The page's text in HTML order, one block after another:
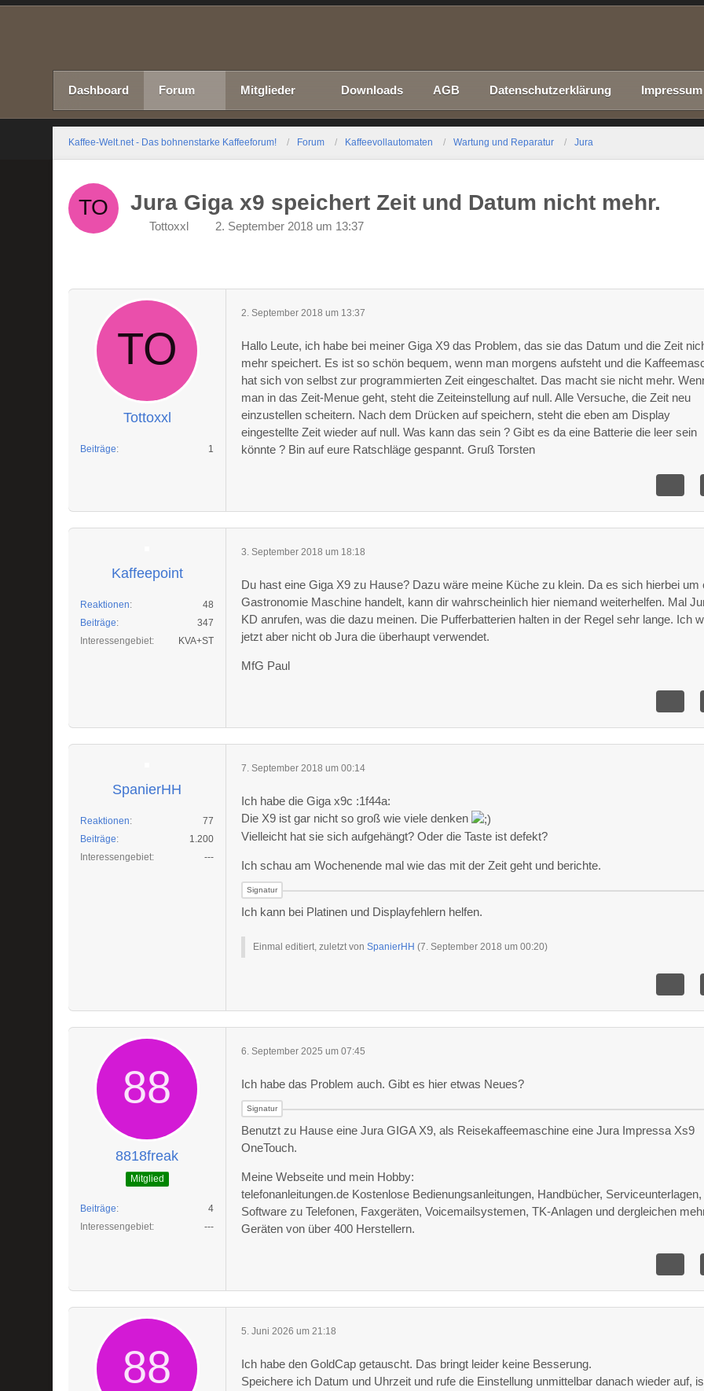
Dashboard Forum Mitglieder Downloads AGB Datenschutzerklärung Impressum
Kaffee-Welt.net - Das bohnenstarke Kaffeeforum! Forum Kaffeevollautomaten Wartung und Reparatur Jura
Jura Giga x9 speichert Zeit und Datum nicht mehr.
Tottoxxl 2. September 2018 um 13:37
Tottoxxl
Beiträge 1
2. September 2018 um 13:37
Hallo Leute, ich habe bei meiner Giga X9 das Problem, das sie das Datum und die Zeit
mehr speichert. Es ist so schön bequem, wenn man morgens aufsteht und die
hat sich von selbst zur programmierten Zeit eingeschaltet. Das macht sie nicht mehr.
man in das Zeit-Menue geht, steht die Zeiteinstellung auf null. Alle Versuche, die Zeit neu
einzustellen scheitern. Nach dem Drücken auf speichern, steht die eben am Display
eingestellte Zeit wieder auf null. Was kann das sein ? Gibt es da eine Batterie die leer sein
könnte ? Bin auf eure Ratschläge gespannt. Gruß Torsten
Kaffeepoint
Reaktionen
48
Beiträge
347
Interessengebiet
KVA+ST
3. September 2018 um 18:18
Du hast eine Giga X9 zu Hause? Dazu wäre meine Küche zu klein. Da es sich hierbei um
Gastronomie Maschine handelt, kann dir wahrscheinlich hier niemand weiterhelfen. Mal
KD anrufen, was die dazu meinen. Die Pufferbatterien halten in der Regel sehr lange. Ich
jetzt aber nicht ob Jura die überhaupt verwendet.
MfG Paul
SpanierHH
Reaktionen
77
Beiträge
1.200
Interessengebiet
---
7. September 2018 um 00:14
Ich habe die Giga x9c :1f44a:
Die X9 ist gar nicht so groß wie viele denken
Vielleicht hat sie sich aufgehängt? Oder die Taste ist defekt?
Ich schau am Wochenende mal wie das mit der Zeit geht und berichte.
Ich kann bei Platinen und Displayfehlern helfen.
Einmal editiert, zuletzt vonSpanierHH (7. September 2018 um 00:20)
8818freak
Mitglied
Beiträge
4
Interessengebiet
---
6. September 2025 um 07:45
Ich habe das Problem auch. Gibt es hier etwas Neues?
Benutzt zu Hause eine Jura GIGA X9, als Reisekaffeemaschine eine Jura Impressa Xs9
OneTouch.
Meine Webseite und mein Hobby:
telefonanleitungen.de Kostenlose Bedienungsanleitungen, Handbücher, Serviceunterlagen,
Software zu Telefonen, Faxgeräten, Voicemailsystemen, TK-Anlagen und dergleichen
Geräten von über 400 Herstellern.
5. Juni 2026 um 21:18
Ich habe den GoldCap getauscht. Das bringt leider keine Besserung.
Speichere ich Datum und Uhrzeit und rufe die Einstellung unmittelbar danach wieder auf,